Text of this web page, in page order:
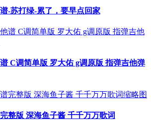
-苏打绿-累了，要早点回家
C调简单版 罗大佑 g调原版 指弹吉他弹
整版 深海鱼子酱 千千万万歌词